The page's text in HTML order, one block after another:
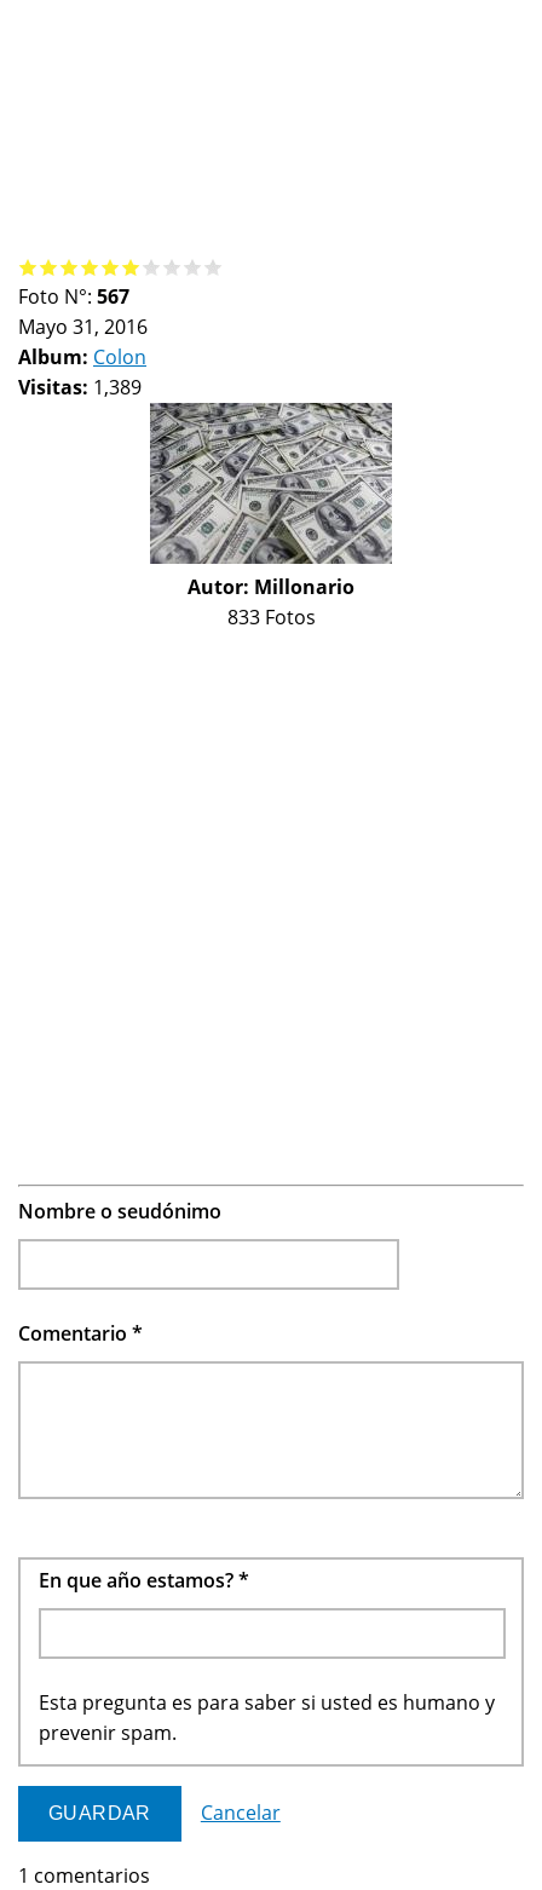
Foto N°: 567
Mayo 31, 2016
Album: Colon
Visitas: 1,389
Autor: Millonario
833 Fotos
Nombre o seudónimo
Comentario *
En que año estamos?*
Esta pregunta es para saber si usted es humano y
prevenir spam.
Cancelar
1 comentarios